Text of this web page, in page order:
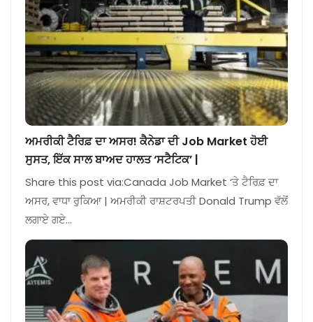
ਅਮਰੀਕੀ ਟੈਰਿਫ਼ ਦਾ ਅਸਰ! ਕੈਨੇਡਾ ਦੀ Job Market ਹੋਈ
ਸੁਸਤ, ਇੱਕ ਸਾਲ ਬਾਅਦ ਹਾਲਤ ‘ਸਟੈਟਿਕ’ |
Share this post via:Canada Job Market ‘ਤੇ ਟੈਰਿਫ਼ ਦਾ
ਅਸਰ, ਵਾਧਾ ਰੁਕਿਆ | ਅਮਰੀਕੀ ਰਾਸ਼ਟਰਪਤੀ Donald Trump ਵੱਲੋਂ
ਲਗਾਏ ਗਏ…